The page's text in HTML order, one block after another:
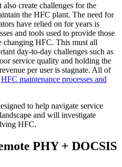
create challenges for the
the HFC plant. The need for
have relied on for years is
and tools used to provide those
changing HFC. This must all
day-to-day challenges such as
service quality and holding the
per user is stagnate. All of
HFC maintenance processes and
to help navigate service
and will investigate
HFC.
PHY + DOCSIS